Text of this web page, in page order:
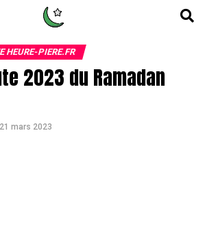
HEURE-PIERE.FR
2023 du Ramadan
21 mars 2023